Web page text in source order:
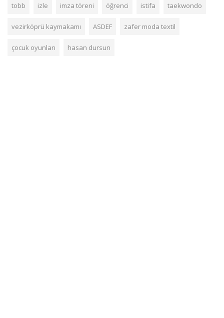
tobb izle imza töreni öğrenci istifa taekwondo
vezirköprü kaymakamı ASDEF zafer moda textil
çocuk oyunları hasan dursun